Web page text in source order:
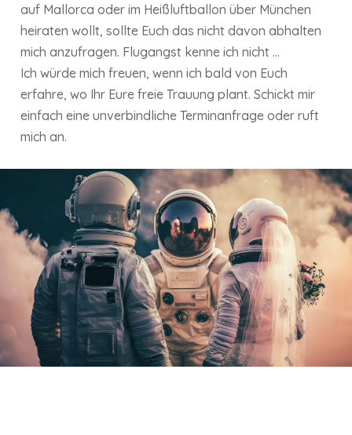
auf Mallorca oder im Heißluftballon über München
heiraten wollt, sollte Euch das nicht davon abhalten
mich anzufragen. Flugangst kenne ich nicht ...
Ich würde mich freuen, wenn ich bald von Euch
erfahre, wo Ihr Eure freie Trauung plant. Schickt mir
einfach eine unverbindliche Terminanfrage oder ruft
mich an.